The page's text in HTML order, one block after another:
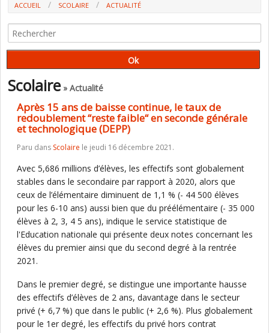
ACCUEIL SCOLAIRE
ACTUALITÉ
“RESTE FAIBLE“ EN SECONDE GÉNÉRALE ET TECHNOLOGIQUE (DEPP)
Scolaire» Actualité
Après 15 ans de baisse continue, le taux de
redoublement “reste faible“ en seconde générale
et technologique (DEPP)
Paru dans Scolaire le jeudi 16 décembre 2021.
Avec 5,686 millions d’élèves, les effectifs sont globalement
stables dans le secondaire par rapport à 2020, alors que
ceux de l’élémentaire diminuent de 1,1 % (- 44 500 élèves
pour les 6-10 ans) aussi bien que du préélémentaire (- 35 000
élèves à 2, 3, 4 5 ans), indique le service statistique de
l'Education nationale qui présente deux notes concernant les
élèves du premier ainsi que du second degré à la rentrée
2021.
Dans le premier degré, se distingue une importante hausse
des effectifs d’élèves de 2 ans, davantage dans le secteur
privé (+ 6,7 %) que dans le public (+ 2,6 %). Plus globalement
pour le 1er degré, les effectifs du privé hors contrat